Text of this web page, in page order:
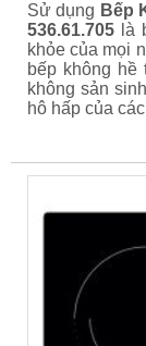
Sử dụng Bếp
536.61.705 là
khỏe của mọi
bếp không
không sản
hô hấp của